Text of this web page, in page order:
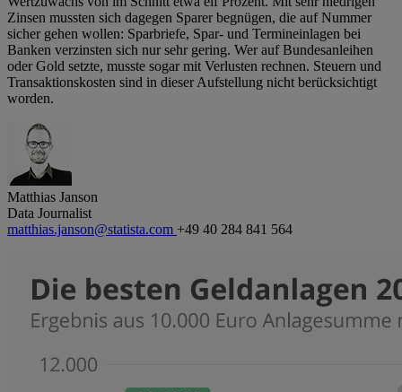
Zinsen mussten sich dagegen Sparer begnügen, die auf Nummer
sicher gehen wollen: Sparbriefe, Spar- und Termineinlagen bei
Banken verzinsten sich nur sehr gering. Wer auf Bundesanleihen
oder Gold setzte, musste sogar mit Verlusten rechnen. Steuern und
Transaktionskosten sind in dieser Aufstellung nicht berücksichtigt
worden.
Matthias Janson
Data Journalist
matthias.janson@statista.com +49 40 284 841 564